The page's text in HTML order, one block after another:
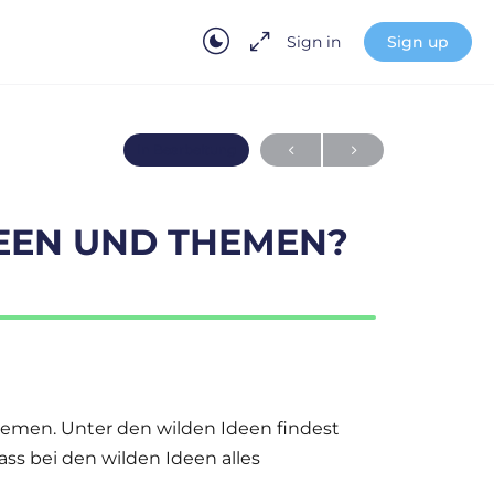
Sign in Sign up
UND THEMEN?
Unter den wilden Ideen findest
bei den wilden Ideen alles